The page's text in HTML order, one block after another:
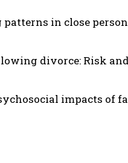
in close
divorce: Risk
impacts of